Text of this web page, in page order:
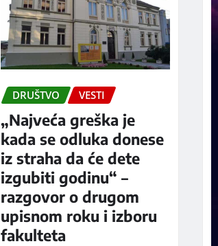
DRUŠTVO VESTI
„Najveća greška je
kada se odluka donese
iz straha da će dete
izgubiti godinu“ –
razgovor o drugom
upisnom roku i izboru
fakulteta